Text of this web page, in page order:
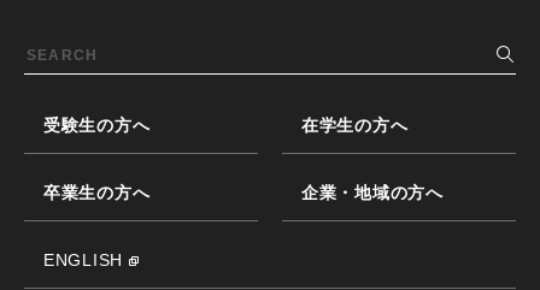
受験生の方へ 在学生の方へ
卒業生の方へ 企業・地域の方へ
ENGLISH